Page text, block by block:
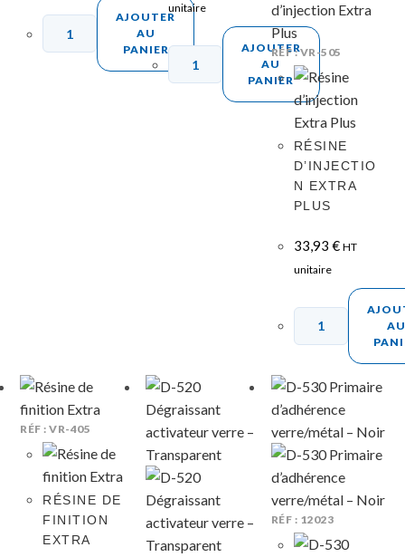
AJOUTER
AU
PANIER
unitaire
AJOUTER
AU
PANIER
RÉF : VR-505
RÉSINE
D’INJECTIO
N EXTRA
PLUS
33,93 € HT
unitaire
AU
RÉF : VR-405
RÉSINE DE
FINITION
EXTRA
RÉF : 12023